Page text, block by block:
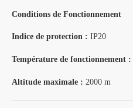
Conditions de Fonctionnement
Indice de protection : IP20
Température de fonctionnement :
Altitude maximale : 2000 m